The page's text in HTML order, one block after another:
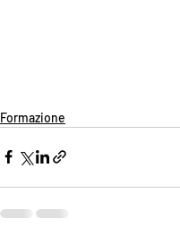
Formazione